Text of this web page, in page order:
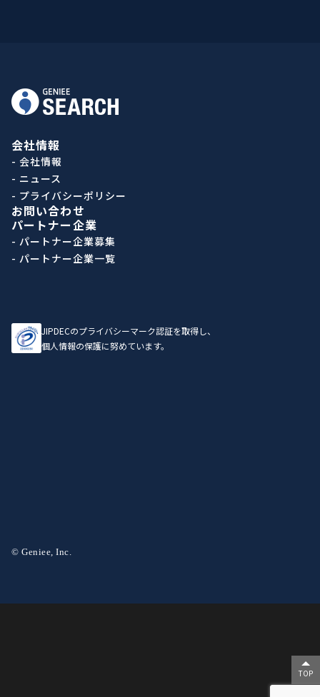
TOP
会社情報
- 会社情報
- ニュース
- プライバシーポリシー
お問い合わせ
パートナー企業
- パートナー企業募集
- パートナー企業一覧
JIPDECのプライバシーマーク認証を取得し、
個人情報の保護に努めています。
© Geniee, Inc.